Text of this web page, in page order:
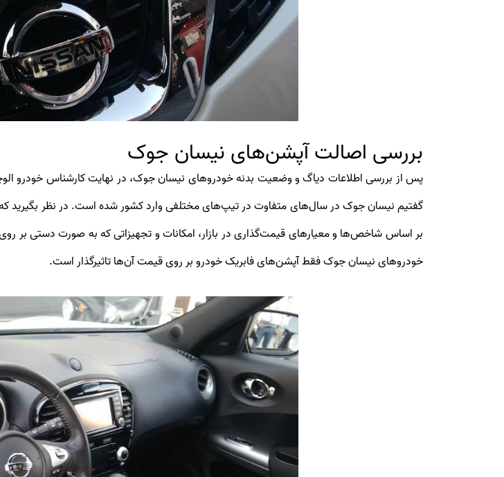
بررسی اصالت آپشن‌های نیسان جوک
پس از بررسی اطلاعات دیاگ و وضعیت بدنه خودروهای نیسان جوک، در نهایت کارشناس خودرو
گفتیم نیسان جوک در سال‌های متفاوت در تیپ‌های مختلفی وارد کشور شده است. در نظر
بر اساس شاخص‌ها و معیارهای قیمت‌گذاری در بازار، امکانات و تجهیزاتی که به صورت دستی بر
خودروهای نیسان جوک فقط آپشن‌های فابریک خودرو بر روی قیمت آن‌ها تاثیرگذار است.